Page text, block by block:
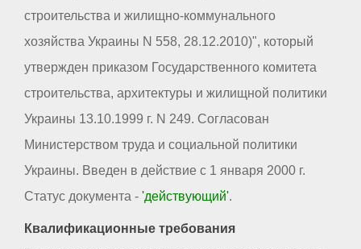
строительства и жилищно-коммунального
хозяйства Украины N 558, 28.12.2010)", который
утвержден приказом Государственного комитета
строительства, архитектуры и жилищной политики
Украины 13.10.1999 г. N 249. Согласован
Министерством труда и социальной политики
Украины. Введен в действие с 1 января 2000 г.
Статус документа - 'действующий'.
Квалификационные требования